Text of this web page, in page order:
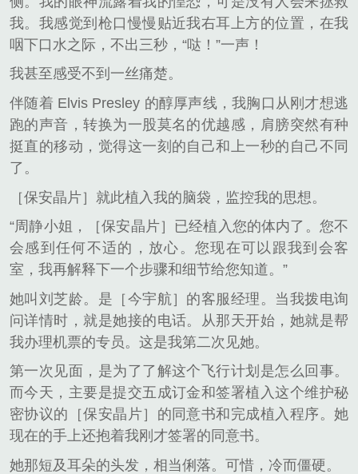
我。我感觉到枪口慢慢贴近我右耳上方的位置，在我
咽下口水之际，不出三秒，“哒！”一声！
我甚至感受不到一丝痛楚。
伴随着 Elvis Presley 的醇厚声线，我胸口从刚才想逃
跑的声音，转换为一股莫名的优越感，肩膀突然有种
挺直的移动，觉得这一刻的自己和上一秒的自己不同
了。
［保安晶片］就此植入我的脑袋，监控我的思想。
“周静小姐，［保安晶片］已经植入您的体内了。您不
会感到任何不适的，放心。您现在可以跟我到会客
室，我再解释下一个步骤和细节给您知道。”
她叫刘芝龄。是［今宇航］的客服经理。当我拨电询
问详情时，就是她接的电话。从那天开始，她就是帮
我办理机票的专员。这是我第二次见她。
第一次见面，是为了了解这个飞行计划是怎么回事。
而今天，主要是提交五成订金和签署植入这个维护秘
密协议的［保安晶片］的同意书和完成植入程序。她
现在的手上还抱着我刚才签署的同意书。
她那短及耳朵的头发，相当俐落。可惜，冷而僵硬。